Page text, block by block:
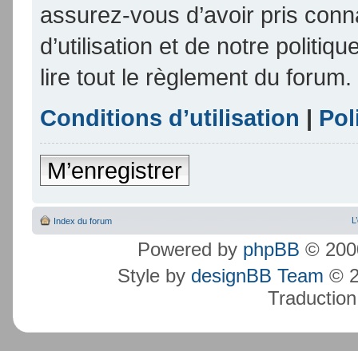
assurez-vous d’avoir pris
d’utilisation et de notre
lire tout le règlement du forum.
Conditions d’utilisation |
M’enregistrer
Index du forum
Powered by phpBB ©
Style by designBB Team ©